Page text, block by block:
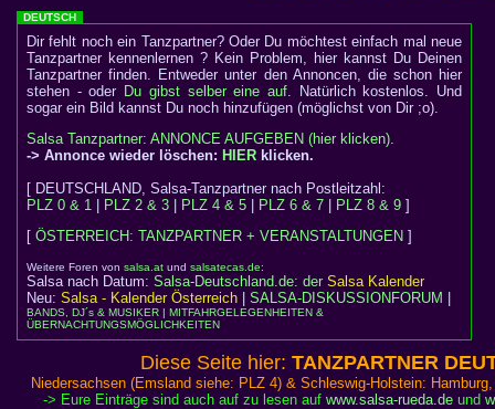
DEUTSCH
Dir fehlt noch ein Tanzpartner? Oder Du möchtest einfach mal neue
Tanzpartner kennenlernen ? Kein Problem, hier kannst Du Deinen
Tanzpartner finden. Entweder unter den Annoncen, die schon hier
stehen - oder Du gibst selber eine auf. Natürlich kostenlos. Und
sogar ein Bild kannst Du noch hinzufügen (möglichst von Dir ;o).
Salsa Tanzpartner: ANNONCE AUFGEBEN (hier klicken).
-> Annonce wieder löschen: HIER klicken.
[ DEUTSCHLAND, Salsa-Tanzpartner nach Postleitzahl:
PLZ 0 & 1
PLZ 2 & 3 PLZ 4 & 5 PLZ 6 & 7 PLZ 8 & 9 ]
[ ÖSTERREICH: TANZPARTNER + VERANSTALTUNGEN ]
Weitere Foren von salsa.at und salsatecas.de:
Salsa nach Datum: Salsa-Deutschland.de: der Salsa Kalender
Neu: Salsa - Kalender Österreich SALSA-DISKUSSIONFORUM
BANDS, DJ´s & MUSIKER | MITFAHRGELEGENHEITEN &
ÜBERNACHTUNGSMÖGLICHKEITEN
Diese Seite hier: TANZPARTNER
Niedersachsen (Emsland siehe: PLZ 4) & Schleswig-Holstein:
-> Eure Einträge sind auch auf zu lesen auf www.salsa-rueda.de und